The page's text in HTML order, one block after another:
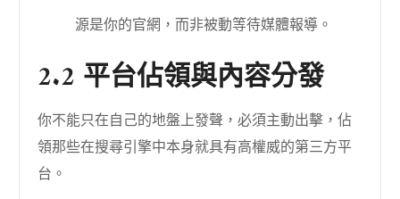
源是你的官網，而非被動等待媒體報導。
2.2 平台佔領與內容分發
你不能只在自己的地盤上發聲，必須主動出擊，佔
領那些在搜尋引擎中本身就具有高權威的第三方平
台。